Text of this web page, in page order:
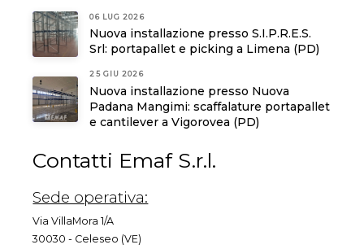
06 LUG 2026
Nuova installazione presso S.I.P.R.E.S.
Srl: portapallet e picking a Limena (PD)
25 GIU 2026
Nuova installazione presso Nuova
Padana Mangimi: scaffalature portapallet
e cantilever a Vigorovea (PD)
Contatti Emaf S.r.l.
Sede operativa:
Via VillaMora 1/A
30030 - Celeseo (VE)